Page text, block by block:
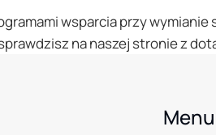
wsparcia przy wymianie
na naszej stronie z
Menu